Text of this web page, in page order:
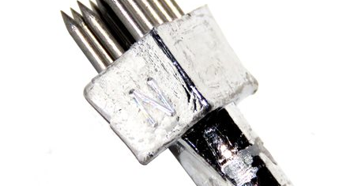
Nouveaux produits
Nous joindre